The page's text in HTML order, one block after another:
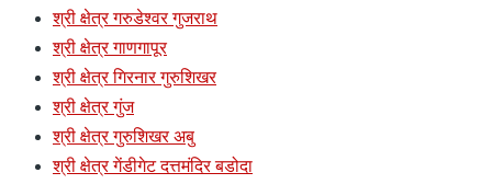
श्री क्षेत्र गरुडेश्वर गुजराथ
श्री क्षेत्र गाणगापूर
श्री क्षेत्र गिरनार गुरुशिखर
श्री क्षेत्र गुंज
श्री क्षेत्र गुरुशिखर अबु
श्री क्षेत्र गेंडीगेट दत्तमंदिर बडोदा